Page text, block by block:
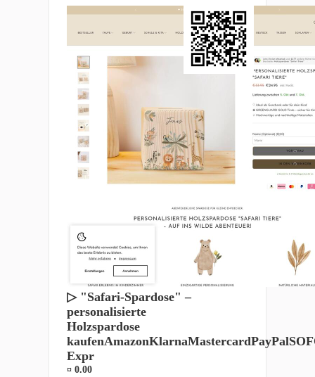
▷ "Safari-Spardose" –
personalisierte
Holzspardose
Expr
¤ 0.00